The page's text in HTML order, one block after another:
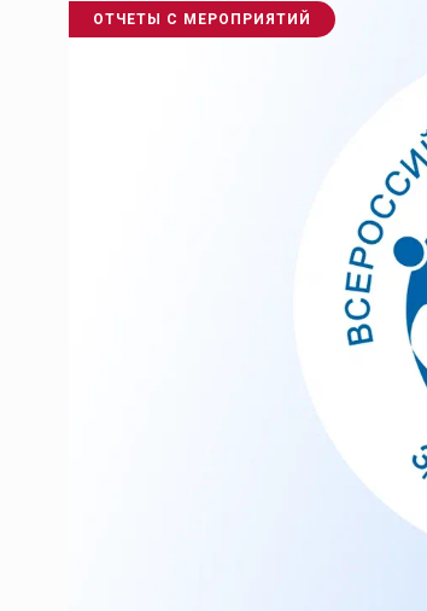
ОТЧЕТЫ С МЕРОПРИЯТИЙССТ, 2025 №4 СЕНТЯБРЬ